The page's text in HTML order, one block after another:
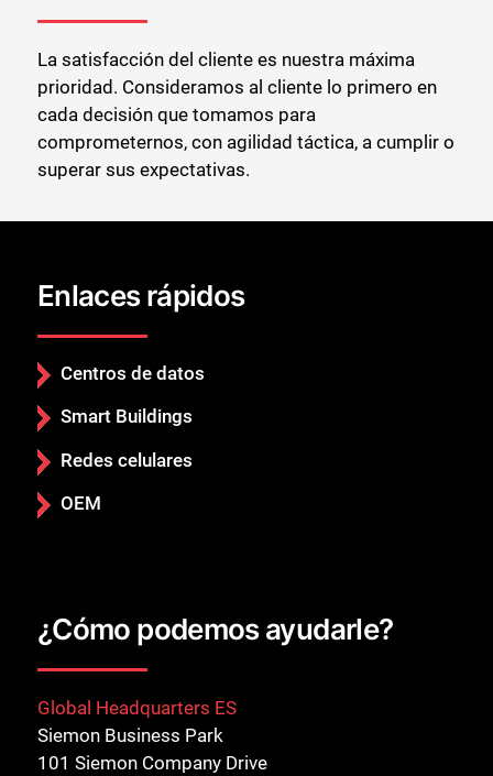
La satisfacción del cliente es nuestra máxima
prioridad. Consideramos al cliente lo primero en
cada decisión que tomamos para
comprometernos, con agilidad táctica, a cumplir o
superar sus expectativas.
Enlaces rápidos
Centros de datos
Smart Buildings
Redes celulares
OEM
¿Cómo podemos ayudarle?
Global Headquarters ES
Siemon Business Park
101 Siemon Company Drive